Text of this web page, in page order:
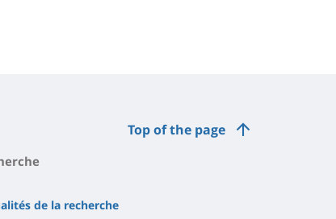
Top of the page
de la recherche